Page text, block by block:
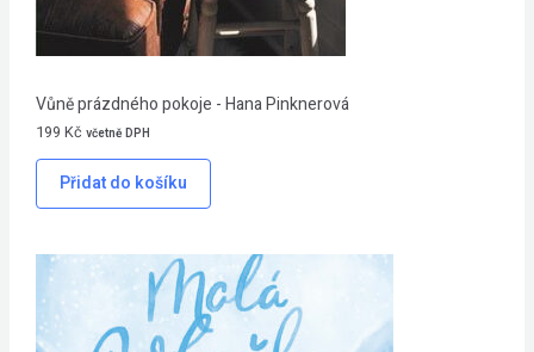
Vůně prázdného pokoje - Hana Pinknerová
199 Kč včetně DPH
Přidat do košíku